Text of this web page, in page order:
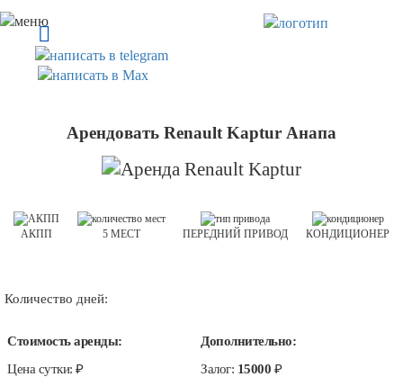
Арендовать Renault Kaptur Анапа
АКПП 5 МЕСТ ПЕРЕДНИЙ ПРИВОД КОНДИЦИОНЕР
Количество дней:
Стоимость аренды:
Дополнительно:
Цена сутки: ₽ Залог: 15000 ₽